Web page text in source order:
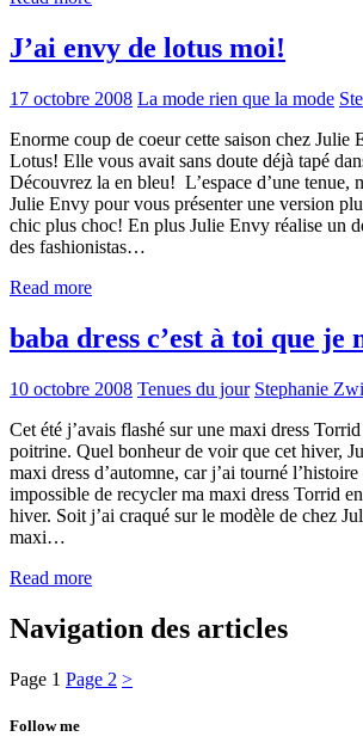
J’ai envy de lotus moi!
17 octobre 2008 La mode rien que la mode
Enorme coup de coeur cette saison chez Julie
Lotus! Elle vous avait sans doute déjà tapé
Découvrez la en bleu! L’espace d’une tenue,
Julie Envy pour vous présenter une version
chic plus choc! En plus Julie Envy réalise un
des fashionistas…
Read more
baba dress c’est à toi que je
10 octobre 2008 Tenues du jour Stephanie
Cet été j’avais flashé sur une maxi dress
poitrine. Quel bonheur de voir que cet hiver,
maxi dress d’automne, car j’ai tourné l’histoire
impossible de recycler ma maxi dress Torrid
hiver. Soit j’ai craqué sur le modèle de chez
maxi…
Read more
Navigation des articles
Page 1 Page 2 >
Follow me